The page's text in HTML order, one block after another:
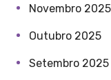
Novembro 2025
Outubro 2025
Setembro 2025